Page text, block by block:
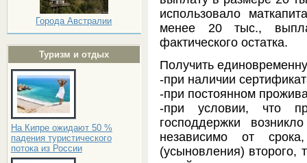
Города Австралии
Туризм и отдых
На Кипре ожидают 50 %
падения туристического
потока из России
использовало
менее 20 тыс.,
фактического остатка.
Получить
-при наличии
-при постоянном
-при условии, что
господдержки
независимо от
(усыновления) второго,